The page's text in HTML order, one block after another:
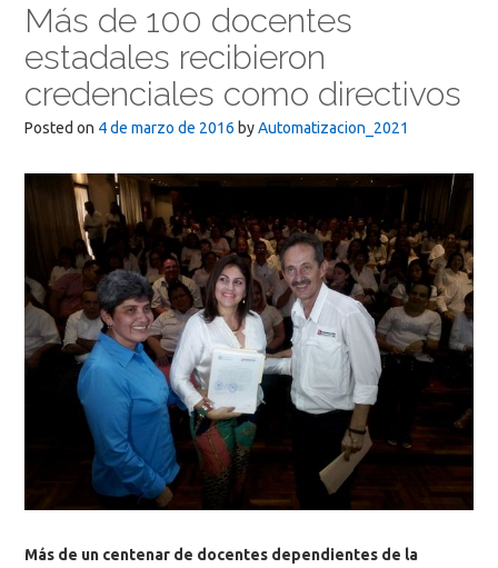
Más de 100 docentes
estadales recibieron
credenciales como directivos
Posted on 4 de marzo de 2016 byAutomatizacion_2021
Más de un centenar de docentes dependientes de la